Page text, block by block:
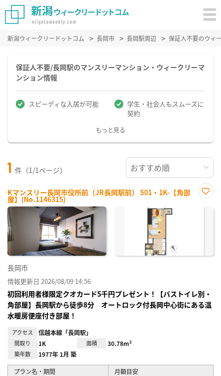
新潟ウィークリードットコム 長岡市 長岡駅周辺 保証人不要のウィ
保証人不要/長岡駅のマンスリーマンション・ウィークリーマ
ンション情報
スピーディな入居が可能
学生・社会人もスムーズに
契約
もっと見る
1 件（1/1ページ）
Kマンスリー長岡市役所前（JR長岡駅前） 501・1K-【角部
屋】(No.1146315)
に入
長岡市
情報更新日 2026/08/09 14:56
初回利用者様限定クオカード5千円プレゼント！【バストイレ別・
角部屋】長岡駅から徒歩8分 オートロック付長岡中心街にある温
水暖房便座付き部屋！
アクセス 信越本線「長岡駅」
間取り 1K 面積 30.78m²
築年数 1977年 1月 築
プラン名・期間 月額目安